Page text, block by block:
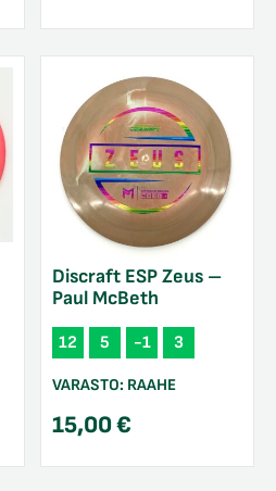
Discraft ESP Zeus –
Paul McBeth
12 5 -1 3
VARASTO: RAAHE
15,00€